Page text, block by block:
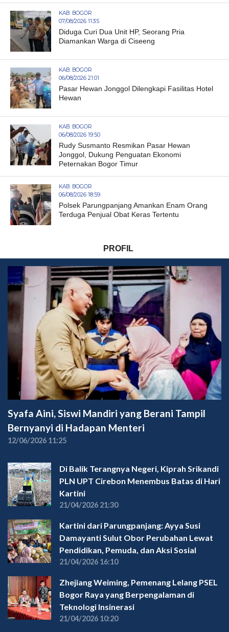
KAB. BOGOR
07/08/2026 11:35
Diduga Curi Dua Unit HP, Seorang Pria
Diamankan Warga di Ciseeng
KAB. BOGOR
06/08/2026 21:01
Pasar Hewan Jonggol Dilengkapi Fasilitas Hotel
Hewan
KAB. BOGOR
06/08/2026 19:50
Rudy Susmanto Resmikan Pasar Hewan
Jonggol, Dukung Penguatan Ekonomi
Peternakan Bogor Timur
KAB. BOGOR
06/08/2026 18:59
Polsek Parungpanjang Amankan Enam Orang
Terduga Penjual Obat Keras Tertentu
PROFIL
Syafa Aini, Siswi Mandiri yang Berani Tampil
Bernyanyi di Hadapan Menteri
12/06/2026 11:25
Di Balik Terangnya Negeri, Kiprah Srikandi
PLN UPT Cirebon Menembus Batas di Hari
Kartini
21/04/2026 21:30
Kartini dari Parungpanjang: Ayya Susi
Damayanti Sulut Obor Perubahan Lewat
Pendidikan, Pemuda, dan Aksi Sosial
21/04/2026 16:10
Zhejiang Weiming, Pemenang Lelang PSEL
Bogor Raya yang Berpengalaman di
Teknologi Insinerasi
21/04/2026 10:20